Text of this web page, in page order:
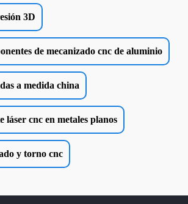
3D
de mecanizado cnc de aluminio
a medida china
láser cnc en metales planos
y torno cnc